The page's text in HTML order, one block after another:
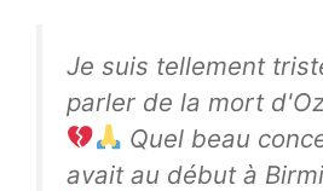
Je suis tellement
parler de la mort
Quel beau
avait au début à